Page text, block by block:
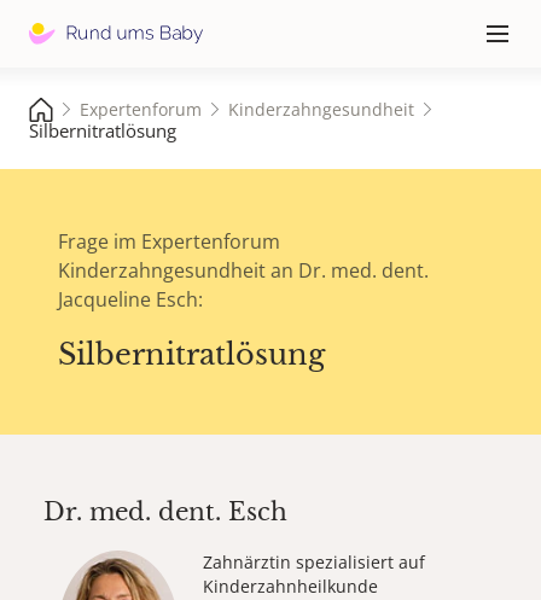
≡
Expertenforum Kinderzahngesundheit
Silbernitratlösung
Frage im Expertenforum
Kinderzahngesundheit an Dr. med. dent.
Jacqueline Esch:
Silbernitratlösung
Dr. med. dent. Esch
Zahnärztin spezialisiert auf
Kinderzahnheilkunde